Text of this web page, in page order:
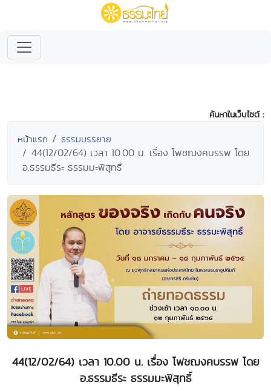
ค้นหาในเว็บไซต์ :
หน้าแรก ธรรมบรรยาย
44(12/02/64) เวลา 10.00 น. เรื่อง โพชฌงคบรรพ โดย
อ.ธรรมธีระ ธรรมมะพิสุทธิ์
44(12/02/64) เวลา 10.00 น. เรื่อง โพชฌงคบรรพ โดย
อ.ธรรมธีระ ธรรมมะพิสุทธิ์